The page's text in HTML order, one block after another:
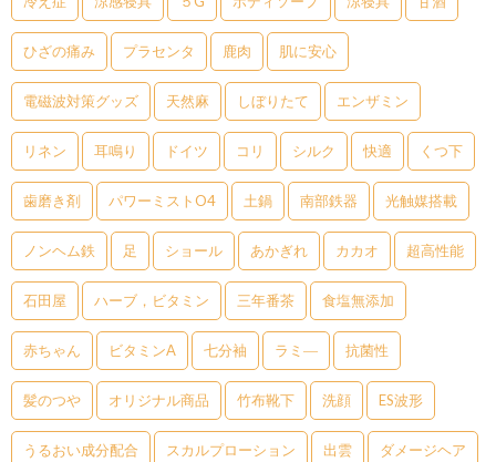
ひざの痛み プラセンタ 鹿肉 肌に安心
電磁波対策グッズ 天然麻 しぼりたて エンザミン
リネン 耳鳴り ドイツ コリ シルク 快適 くつ下
歯磨き剤 パワーミストO4 土鍋 南部鉄器 光触媒搭載
ノンヘム鉄 足 ショール あかぎれ カカオ 超高性能
石田屋 ハーブ，ビタミン 三年番茶 食塩無添加
赤ちゃん ビタミンA 七分袖 ラミ― 抗菌性
髪のつや オリジナル商品 竹布靴下 洗顔 ES波形
うるおい成分配合 スカルプローション 出雲 ダメージヘア